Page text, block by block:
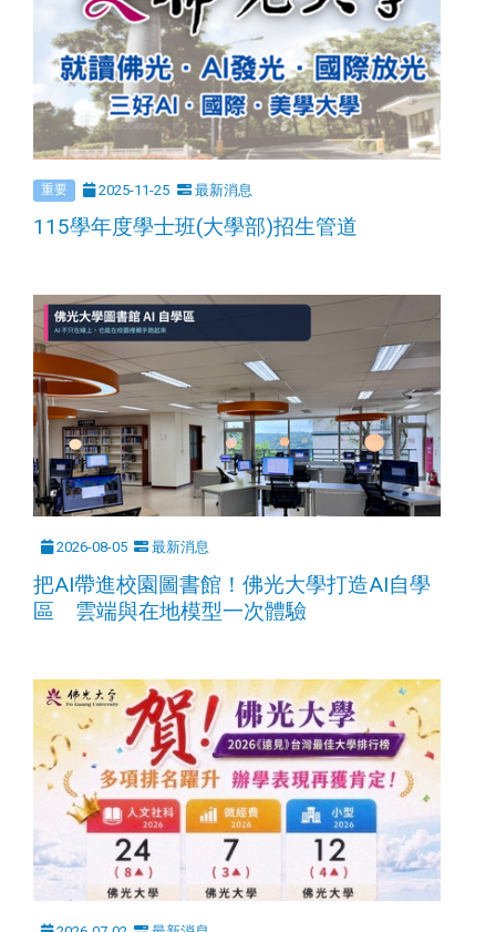
重要 2025-11-25 最新消息
115學年度學士班(大學部)招生管道
2026-08-05 最新消息
把AI帶進校園圖書館！佛光大學打造AI自學
區 雲端與在地模型一次體驗